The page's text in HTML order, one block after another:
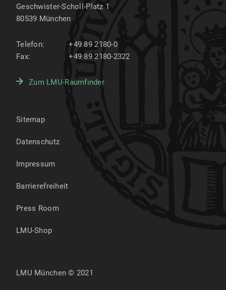
Geschwister-Scholl-Platz 1
80539 München
Telefon:
+49 89 2180-0
Fax:
+49 89 2180-2322
Zum LMU-Raumfinder
Sitemap
Datenschutz
Impressum
Barrierefreiheit
Press Room
LMU-Shop
LMU München © 2021